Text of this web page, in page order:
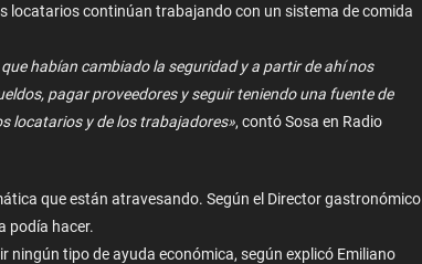
locatarios continúan trabajando con un sistema de comida
habían cambiado la seguridad y a partir de ahí nos
pagar proveedores y seguir teniendo una fuente de
locatarios y de los trabajadores», contó Sosa en Radio
que están atravesando. Según el Director gastronómico
podía hacer.
ningún tipo de ayuda económica, según explicó Emiliano